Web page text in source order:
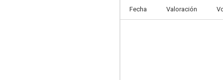
7.0
Fecha Valoración